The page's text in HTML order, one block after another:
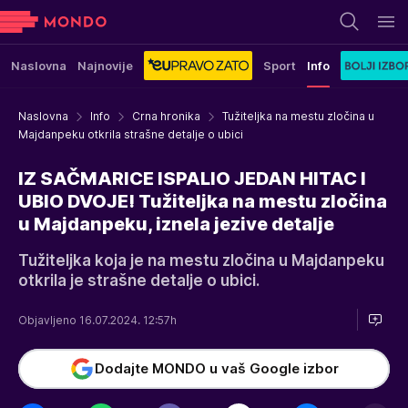
Naslovna Najnovije Sport Info
Naslovna Info Crna hronika
Tužiteljka na mestu zločina u
Majdanpeku otkrila strašne detalje o ubici
IZ SAČMARICE ISPALIO JEDAN HITAC I
UBIO DVOJE! Tužiteljka na mestu zločina
u Majdanpeku, iznela jezive detalje
Tužiteljka koja je na mestu zločina u Majdanpeku
otkrila je strašne detalje o ubici.
Objavljeno 16.07.2024. 12:57h
Dodajte MONDO u vaš Google izbor